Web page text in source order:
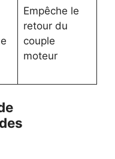
Empêche le
retour du
couple
moteur